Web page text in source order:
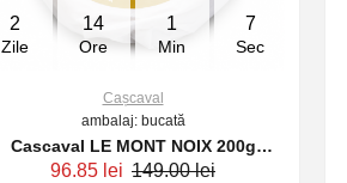
2
Zile
14
Ore
1
Min
6
Sec
Cașcaval
ambalaj: bucată
Cascaval LE MONT NOIX 200g
(22396)
96.85 lei 149.00 lei